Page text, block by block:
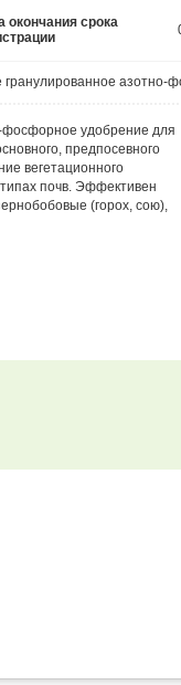
окончания срока
азотно-
фосфорное удобрение для
предпосевного
вегетационного
почв. Эффективен
(горох, сою),